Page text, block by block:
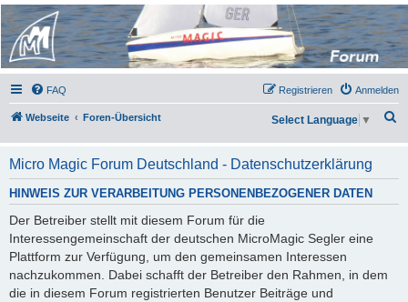
Micro Magic Forum
Deutschland
FAQ Anmelden
Registrieren
Webseite Foren-Übersicht
h
e
Select Language ▼
Micro Magic Forum Deutschland - Datenschutzerklärung
HINWEIS ZUR VERARBEITUNG PERSONENBEZOGENER DATEN
Der Betreiber stellt mit diesem Forum für die
Interessengemeinschaft der deutschen MicroMagic Segler eine
Plattform zur Verfügung, um den gemeinsamen Interessen
nachzukommen. Dabei schafft der Betreiber den Rahmen, in dem
die in diesem Forum registrierten Benutzer Beiträge und